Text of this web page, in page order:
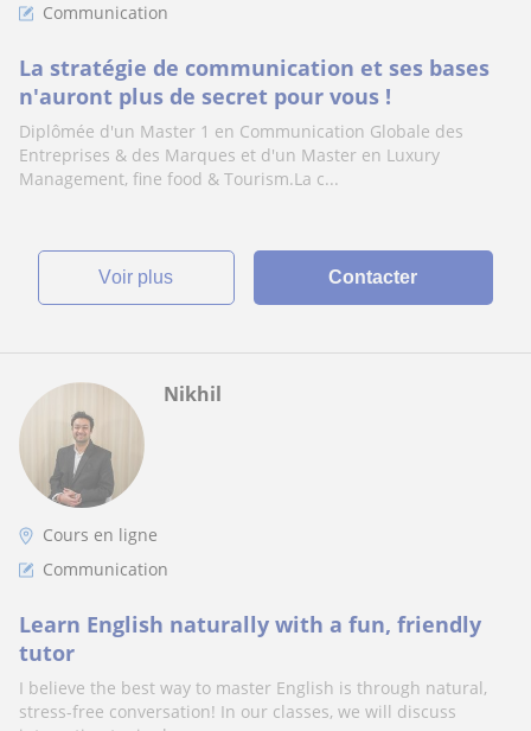
Communication
La stratégie de communication et ses bases
n'auront plus de secret pour vous !
Diplômée d'un Master 1 en Communication Globale des
Entreprises & des Marques et d'un Master en Luxury
Management, fine food & Tourism.La c...
voir plus Contacter
Nikhil
Cours en ligne
Communication
Learn English naturally with a fun, friendly
tutor
I believe the best way to master English is through natural,
stress-free conversation! In our classes, we will discuss